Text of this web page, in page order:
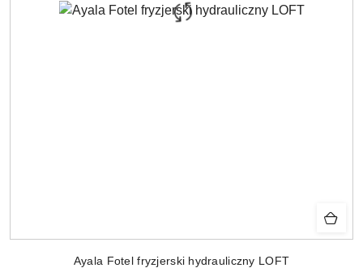
Ayala Fotel fryzjerski hydrauliczny LOFT